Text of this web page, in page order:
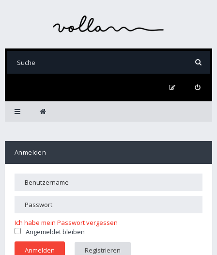
Anmelden
Ich habe mein Passwort vergessen
Angemeldet bleiben
Registrieren